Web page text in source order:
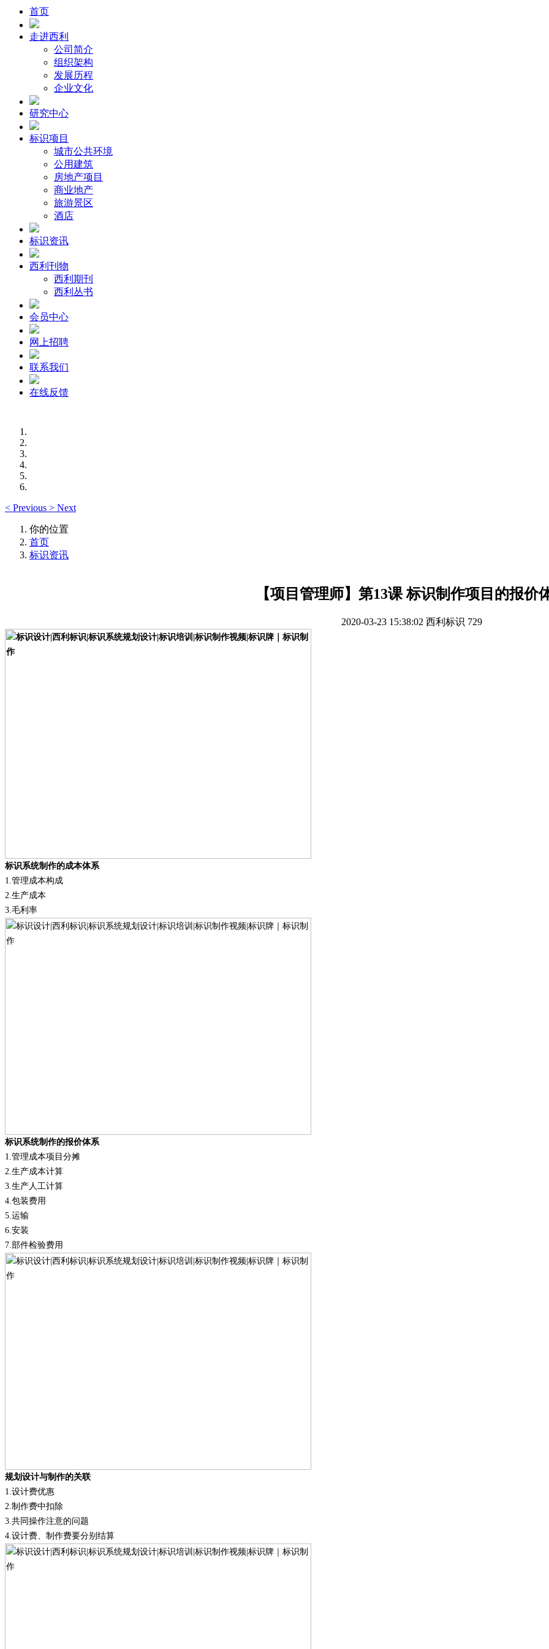
首页
走进西利
公司简介
组织架构
发展历程
企业文化
研究中心
标识项目
城市公共环境
公用建筑
房地产项目
商业地产
旅游景区
酒店
标识资讯
西利刊物
西利期刊
西利丛书
会员中心
网上招聘
联系我们
在线反馈
< Previous > Next
你的位置
首页
标识资讯
【项目管理师】第13课 标识制作项目的报价
2020-03-23 15:38:02 西利标识 729
标识系统制作的成本体系
1. 管理成本构成
2. 生产成本
3. 毛利率
标识系统制作的报价体系
1. 管理成本项目分摊
2. 生产成本计算
3. 生产人工计算
4. 包装费用
5. 运输
6. 安装
7. 部件检验费用
规划设计与制作的关联
1. 设计费优惠
2. 制作费中扣除
3. 共同操作注意的问题
4. 设计费、制作费要分别结算